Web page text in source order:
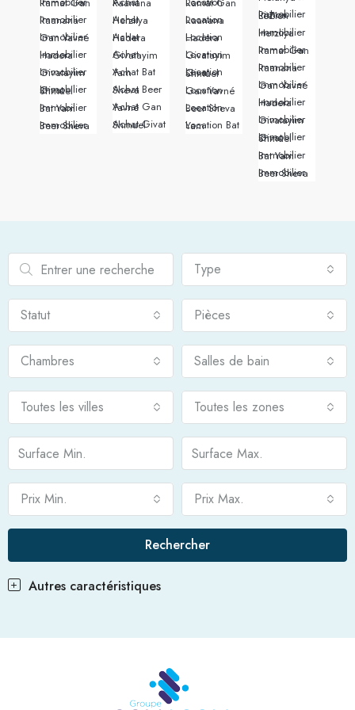
Immobilier Raanana
Immobilier Gan Yavné
Immobilier Hadera
Immobilier Givatayim
Immobilier Givat Shmuel
Immobilier Bat Yam
Immobilier Beer Sheva
Achat Herzliya
Achat Hadera
Achat Givatayim
Achat Bat Yam
Achat Beer Sheva
Achat Gan Yavné
Achat Givat Shmuel
Location Raanana
Location Hadera
Location Givatayim
Location Givat Shmuel
Location Gan Yavné
Location Beer Sheva
Location Bat Yam
Immobilier Rishon LeZion
Immobilier Herzliya
Immobilier Ramat Gan
Immobilier Raanana
Immobilier Gan Yavné
Immobilier Hadera
Immobilier Givatayim
Immobilier Givat Shmuel
Immobilier Bat Yam
Immobilier Beer Sheva
Type
Statut Pièces
Chambres Salles de bain
Toutes les villes Toutes les zones
Prix Min. Prix Max.
Rechercher
Autres caractéristiques